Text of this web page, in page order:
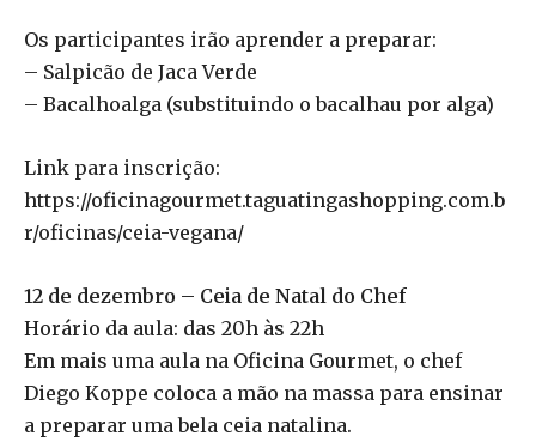
Os participantes irão aprender a preparar:
– Salpicão de Jaca Verde
– Bacalhoalga (substituindo o bacalhau por alga)
Link para inscrição:
https://oficinagourmet.taguatingashopping.com.b
r/oficinas/ceia-vegana/
12 de dezembro – Ceia de Natal do Chef
Horário da aula: das 20h às 22h
Em mais uma aula na Oficina Gourmet, o chef
Diego Koppe coloca a mão na massa para ensinar
a preparar uma bela ceia natalina.